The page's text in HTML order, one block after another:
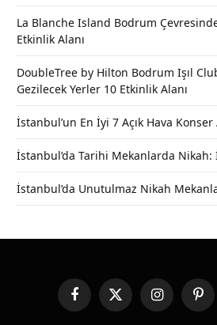
La Blanche Island Bodrum
Etkinlik Alanı
DoubleTree by Hilton Bodrum Işıl
Gezilecek Yerler 10 Etkinlik Alanı
İstanbul’un En İyi 7 Açık Hava Konser
İstanbul’da Tarihi Mekanlarda Nikah:
İstanbul’da Unutulmaz Nikah
FacebookX
(Twitter)
Instagram